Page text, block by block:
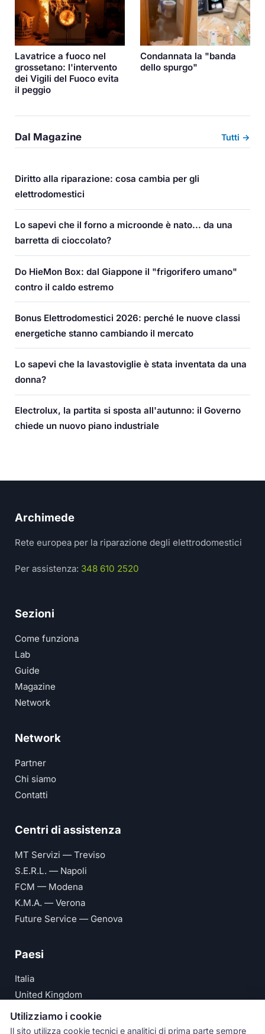
Lavatrice a fuoco nel
grossetano: l'intervento
dei Vigili del Fuoco evita
il peggio
Condannata la "banda
dello spurgo"
Dal Magazine Tutti →
Diritto alla riparazione: cosa cambia per gli
elettrodomestici
Lo sapevi che il forno a microonde è nato... da una
barretta di cioccolato?
Do HieMon Box: dal Giappone il "frigorifero umano"
contro il caldo estremo
Bonus Elettrodomestici 2026: perché le nuove classi
energetiche stanno cambiando il mercato
Lo sapevi che la lavastoviglie è stata inventata da una
donna?
Electrolux, la partita si sposta all'autunno: il Governo
chiede un nuovo piano industriale
Archimede
Rete europea per la riparazione degli elettrodomestici
Per assistenza: 348 610 2520
Sezioni
Come funziona
Lab
Guide
Magazine
Network
Network
Partner
Chi siamo
Contatti
Centri di assistenza
MT Servizi — Treviso
S.E.R.L. — Napoli
FCM — Modena
K.M.A. — Verona
Future Service — Genova
Paesi
Italia
United Kingdom
Deutschland
España
Utilizziamo i cookie
Il sito utilizza cookie tecnici e analitici di prima parte sempre